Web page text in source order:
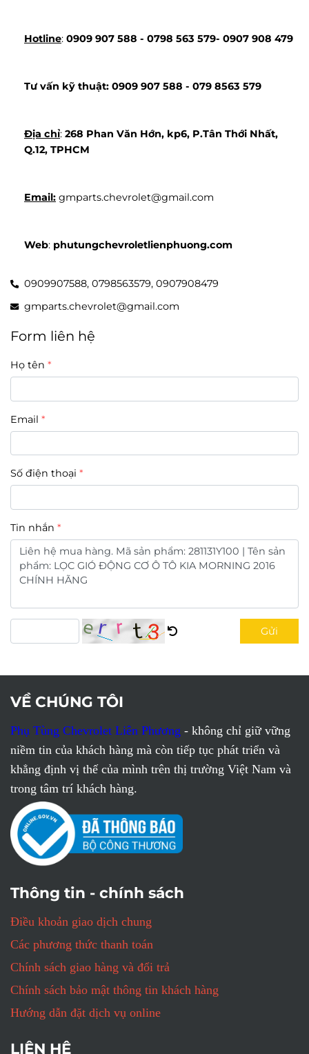
Hotline: 0909 907 588 - 0798 563 579- 0907 908 479
Tư vấn kỹ thuật: 0909 907 588 - 079 8563 579
Địa chỉ: 268 Phan Văn Hớn, kp6, P.Tân Thới Nhất,
Q.12, TPHCM
Email: gmparts.chevrolet@gmail.com
Web: phutungchevroletlienphuong.com
0909907588, 0798563579, 0907908479
gmparts.chevrolet@gmail.com
Form liên hệ
Họ tên
Email
Số điện thoại
Tin nhắn
Gửi
VỀ CHÚNG TÔI
Phụ Tùng Chevrolet Liên Phương - không chỉ giữ vững
niềm tin của khách hàng mà còn tiếp tục phát triển và
khẳng định vị thế của mình trên thị trường Việt Nam và
trong tâm trí khách hàng.
Thông tin - chính sách
Điều khoản giao dịch chung
Các phương thức thanh toán
Chính sách giao hàng và đổi trả
Chính sách bảo mật thông tin khách hàng
Hướng dẫn đặt dịch vụ online
LIÊN HỆ